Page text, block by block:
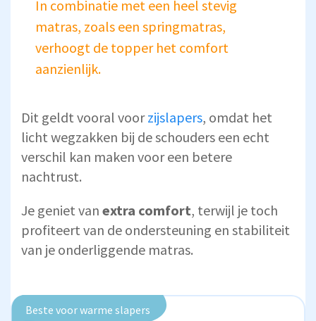
In combinatie met een heel stevig
matras, zoals een springmatras,
verhoogt de topper het comfort
aanzienlijk.
Dit geldt vooral voorzijslapers, omdat het
licht wegzakken bij de schouders een echt
verschil kan maken voor een betere
nachtrust.
Je geniet van extra comfort, terwijl je toch
profiteert van de ondersteuning en stabiliteit
van je onderliggende matras.
Beste voor warme slapers